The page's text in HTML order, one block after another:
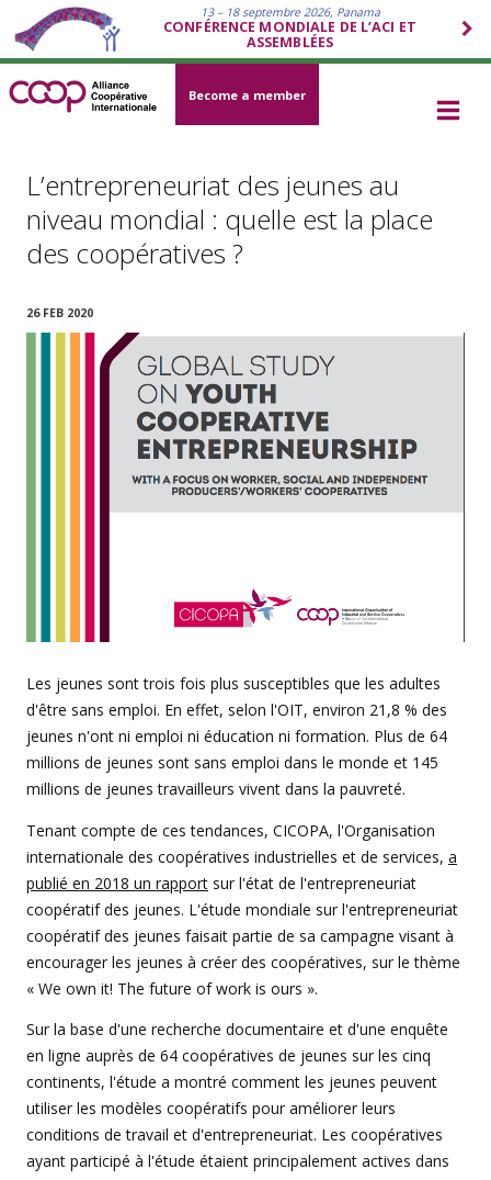
13 – 18 septembre 2026, Panama
CONFÉRENCE MONDIALE DE L’ACI ET
ASSEMBLÉES
Become a member
L’entrepreneuriat des jeunes au
niveau mondial : quelle est la place
des coopératives ?
26 FEB 2020
Les jeunes sont trois fois plus susceptibles que les adultes
d'être sans emploi. En effet, selon l'OIT, environ 21,8 % des
jeunes n'ont ni emploi ni éducation ni formation. Plus de 64
millions de jeunes sont sans emploi dans le monde et 145
millions de jeunes travailleurs vivent dans la pauvreté.
Tenant compte de ces tendances, CICOPA, l'Organisation
internationale des coopératives industrielles et de services, a
publié en 2018 un rapport sur l'état de l'entrepreneuriat
coopératif des jeunes. L'étude mondiale sur l'entrepreneuriat
coopératif des jeunes faisait partie de sa campagne visant à
encourager les jeunes à créer des coopératives, sur le thème
« We own it! The future of work is ours ».
Sur la base d'une recherche documentaire et d'une enquête
en ligne auprès de 64 coopératives de jeunes sur les cinq
continents, l'étude a montré comment les jeunes peuvent
utiliser les modèles coopératifs pour améliorer leurs
conditions de travail et d'entrepreneuriat. Les coopératives
ayant participé à l'étude étaient principalement actives dans